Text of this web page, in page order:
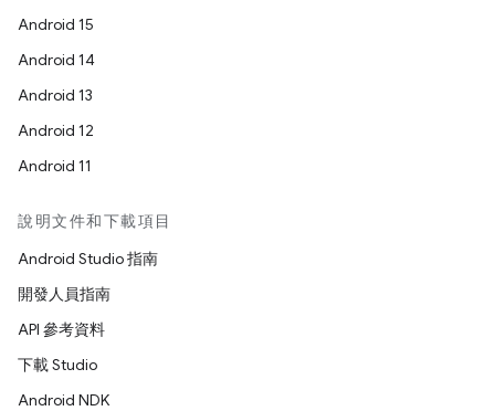
Android 15
Android 14
Android 13
Android 12
Android 11
說明文件和下載項目
Android Studio 指南
開發人員指南
API 參考資料
下載 Studio
Android NDK